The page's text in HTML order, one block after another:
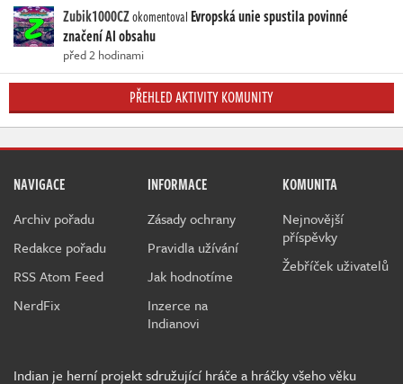
Zubik1000CZokomentoval Evropská unie spustila povinné
značení AI obsahu
před 2 hodinami
PŘEHLED AKTIVITY KOMUNITY
NAVIGACE
Archiv pořadu
Redakce pořadu
RSS Atom Feed
NerdFix
INFORMACE
Zásady ochrany
Pravidla užívání
Jak hodnotíme
Inzerce na
Indianovi
KOMUNITA
Nejnovější
příspěvky
Žebříček uživatelů
Indian je herní projekt sdružující hráče a hráčky všeho věku